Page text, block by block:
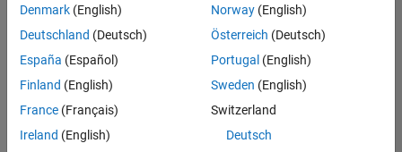
Denmark (English)
Deutschland (Deutsch)
España (Español)
Finland (English)
France (Français)
Ireland (English)
Norway(English)
Österreich (Deutsch)
Portugal (English)
Sweden (English)
Switzerland
Deutsch
Política de privacidad
Antipiratería
Estado de las aplicaciones
Información de contacto
© 1994-2026 The MathWorks, Inc.
Seleccione un país/